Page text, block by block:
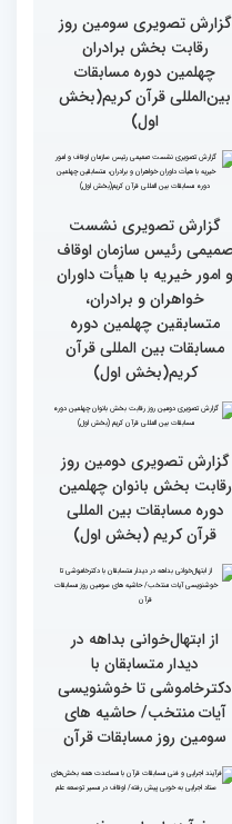
جزئیات سومین روز رقابت
بخش بانوان مسابقات
گزارش تصویری سومین روز
رقابت بخش برادران
چهلمین دوره مسابقات
بین‌المللی قرآن کریم(بخش
اول)
صمیمی رئیس سازمان اوقاف
و امور خیریه با هیأت داوران
خواهران و برادران،
متسابقین چهلمین دوره
مسابقات بین المللی قرآن
کریم(بخش اول)
گزارش تصویری دومین روز
رقابت بخش بانوان چهلمین
دوره مسابقات بین المللی
قرآن کریم (بخش اول)